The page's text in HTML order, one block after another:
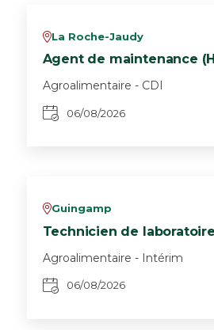
vLa Roche-Jaudy
Agent de maintenance
Agroalimentaire - CDI
06/08/2026
vGuingamp
Technicien de
Agroalimentaire - Intérim
06/08/2026